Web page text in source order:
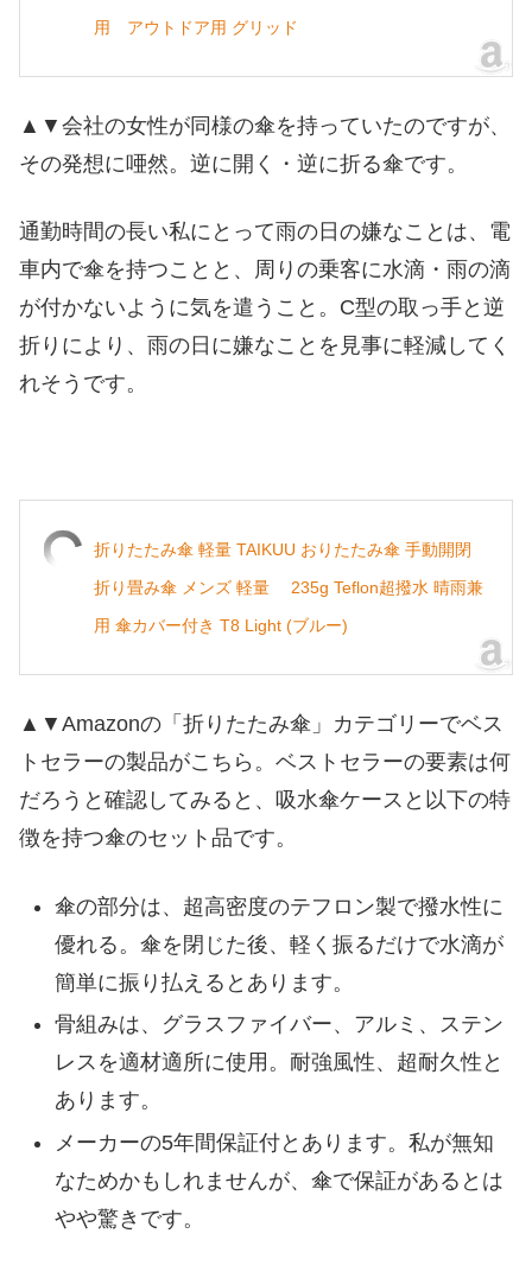
用 アウトドア用 グリッド
▲▼会社の女性が同様の傘を持っていたのですが、
その発想に唖然。逆に開く・逆に折る傘です。
通勤時間の長い私にとって雨の日の嫌なことは、電
車内で傘を持つことと、周りの乗客に水滴・雨の滴
が付かないように気を遣うこと。C型の取っ手と逆
折りにより、雨の日に嫌なことを見事に軽減してく
れそうです。
折りたたみ傘 軽量 TAIKUU おりたたみ傘 手動開閉
折り畳み傘 メンズ 軽量 235g Teflon超撥水 晴雨兼
用 傘カバー付き T8 Light (ブルー)
▲▼Amazonの「折りたたみ傘」カテゴリーでベス
トセラーの製品がこちら。ベストセラーの要素は何
だろうと確認してみると、吸水傘ケースと以下の特
徴を持つ傘のセット品です。
傘の部分は、超高密度のテフロン製で撥水性に
優れる。傘を閉じた後、軽く振るだけで水滴が
簡単に振り払えるとあります。
骨組みは、グラスファイバー、アルミ、ステン
レスを適材適所に使用。耐強風性、超耐久性と
あります。
メーカーの5年間保証付とあります。私が無知
なためかもしれませんが、傘で保証があるとは
やや驚きです。